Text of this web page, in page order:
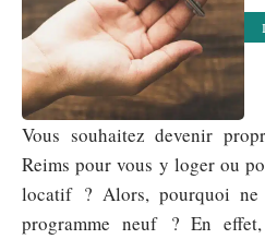
Vous souhaitez devenir
Reims pour vous y loger ou
locatif ? Alors, pourquoi ne
programme neuf ? En